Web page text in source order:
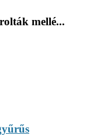
mellé...